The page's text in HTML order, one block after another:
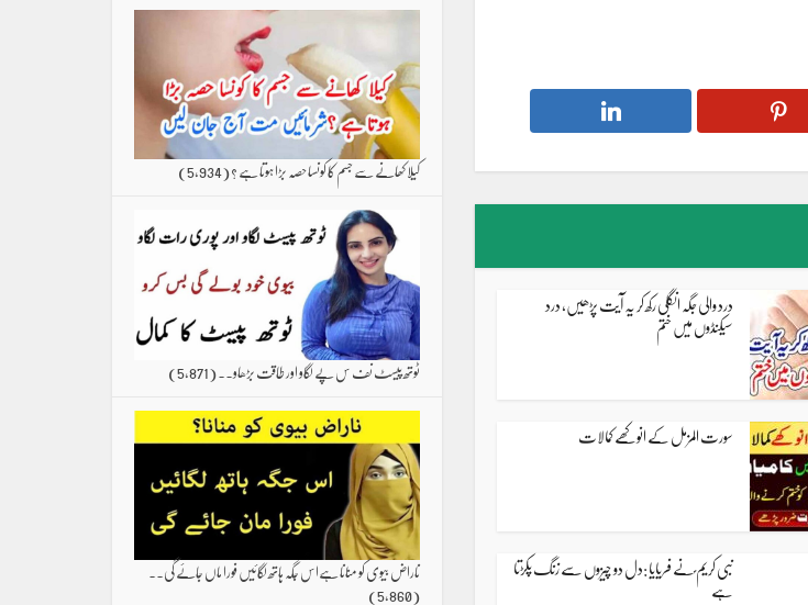
کیلا کھانے سے جسم کا کونسا حصہ بڑا ہوتا ہے ؟(5,934)
ٹوتھ پیسٹ نف س پے لگاو اور طاقت بڑھاو۔۔(5,871)
ناراض بیوی کو منانا ہےاس جگہ ہاتھ لگائیں فورا ماں جائے گی۔۔
(5,860)
درد والی جگہ انگلی رکھ کر یہ آیت پڑھیں، درد
سیکنڈوں میں ختم
سورت المزمل کے انوکھے کمالات
نبی کریم ؐنے فریایا :دل دو چیزوں سے زنگ پکڑتا
ہے